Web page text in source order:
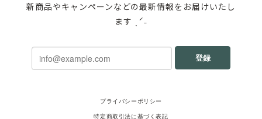
新商品やキャンペーンなどの最新情報をお届けいたし
ます ˎˊ˗
登録
プライバシーポリシー
特定商取引法に基づく表記